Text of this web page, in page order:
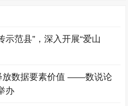
示范县”，深入开展“爱山
放数据要素价值 ——数说论
办